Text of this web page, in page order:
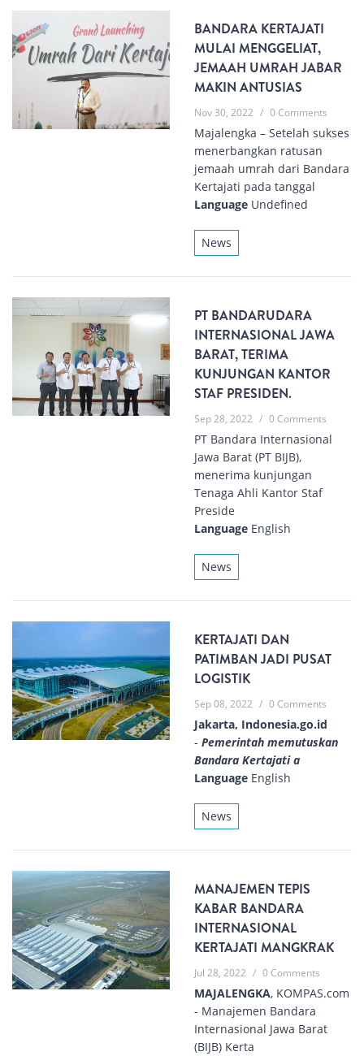
BANDARA KERTAJATI
MULAI MENGGELIAT,
JEMAAH UMRAH JABAR
MAKIN ANTUSIAS
Nov 30, 2022 / 0 Comments
Majalengka – Setelah sukses
menerbangkan ratusan
jemaah umrah dari Bandara
Kertajati pada tanggal
Language Undefined
News
PT BANDARUDARA
INTERNASIONAL JAWA
BARAT, TERIMA
KUNJUNGAN KANTOR
STAF PRESIDEN.
Sep 28, 2022 / 0 Comments
PT Bandara Internasional
Jawa Barat (PT BIJB),
menerima kunjungan
Tenaga Ahli Kantor Staf
Preside
Language English
News
KERTAJATI DAN
PATIMBAN JADI PUSAT
LOGISTIK
Sep 08, 2022 / 0 Comments
Jakarta, Indonesia.go.id
- Pemerintah memutuskan
Bandara Kertajati a
Language English
News
MANAJEMEN TEPIS
KABAR BANDARA
INTERNASIONAL
KERTAJATI MANGKRAK
Jul 28, 2022 / 0 Comments
MAJALENGKA, KOMPAS.com
- Manajemen Bandara
Internasional Jawa Barat
(BIJB) Kerta